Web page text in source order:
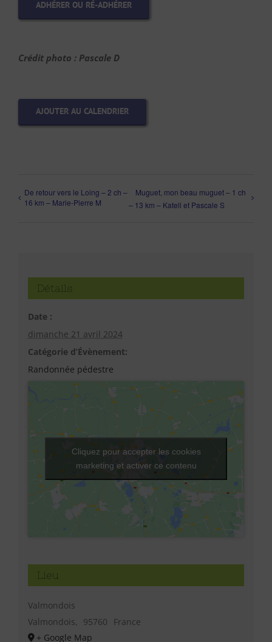
ADHÉRER OU RÉ-ADHÉRER
Crédit photo : Pascale D
AJOUTER AU CALENDRIER
De retour vers le Loing – 2 ch –
16 km – Marie-Pierre M
Muguet, mon beau muguet – 1 ch
– 13 km – Katell et Pascale S
Détails
Date :
dimanche 21 avril 2024
Catégorie d’Évènement:
Randonnée pédestre
Lieu
Valmondois
Valmondois, 95760
France
+ Google Map
Cliquez pour accepter les cookies
marketing et activer ce contenu